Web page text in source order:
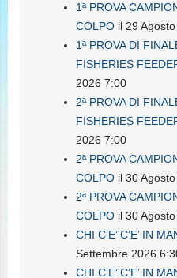
1ª PROVA
COLPO il 29
1ª PROVA DI
FISHERIES
2026 7:00
2ª PROVA DI
FISHERIES
2026 7:00
2ª PROVA
COLPO il 30
2ª PROVA
COLPO il 30
CHI C’E’ C’E’ IN
Settembre 2026
CHI C’E’ C’E’ IN